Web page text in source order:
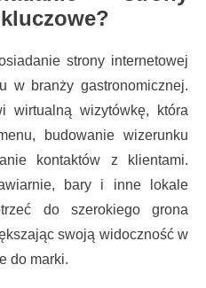
strony internetowej
w branży gastronomicznej.
wirtualną wizytówkę, która
budowanie wizerunku
kontaktów z klientami.
bary i inne lokale
do szerokiego grona
swoją widoczność w
do marki.